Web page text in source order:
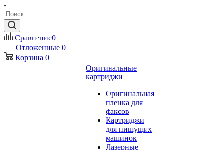
Сравнение0
Отложенные 0
Корзина 0
Оригинальные
картриджи
Оригинальная
пленка для
факсов
Картриджи
для пишущих
машинок
Лазерные